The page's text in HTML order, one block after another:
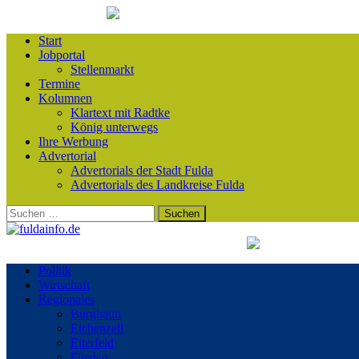
Start
Jobportal
Stellenmarkt
Termine
Kolumnen
Klartext mit Radtke
König unterwegs
Ihre Werbung
Advertorial
Advertorials der Stadt Fulda
Advertorials des Landkreise Fulda
Suchen
nach:
Politik
Wirtschaft
Regionales
Burghaun
Eichenzell
Eiterfeld